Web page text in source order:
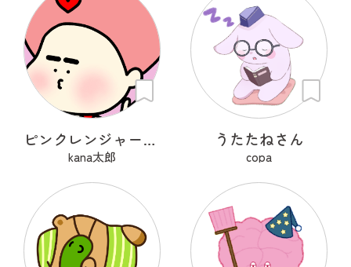
ピンクレンジャーアフロ🩷
kana太郎
うたたねさん
copa